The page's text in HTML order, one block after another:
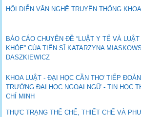
HỘI DIỄN VĂN NGHỆ TRUYỀN THỐNG
BÁO CÁO CHUYÊN ĐỀ “LUẬT Y TẾ VÀ
KHỎE” CỦA TIẾN SĨ KATARZYNA
DASZKIEWICZ
KHOA LUẬT - ĐẠI HỌC CẦN THƠ TIẾP
TRƯỜNG ĐẠI HỌC NGOẠI NGỮ - TIN HỌC
CHÍ MINH
THỰC TRẠNG THỂ CHẾ, THIẾT CHẾ VÀ